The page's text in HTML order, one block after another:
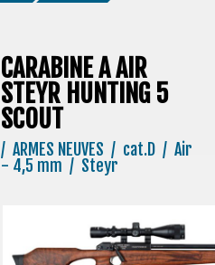
CARABINE A AIR
STEYR HUNTING 5
SCOUT
/ ARMES NEUVES / cat.D / Air
- 4,5 mm / Steyr